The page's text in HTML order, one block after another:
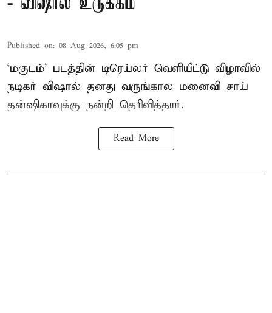
Published on: 08 Aug 2026, 6:05 pm
‘மகுடம்’ படத்தின் டிரெய்லர் வெளியீட்டு விழாவில்
நடிகர் விஷால் தனது வருங்கால மனைவி சாய்
தன்ஷிகாவுக்கு நன்றி தெரிவித்தார்.
Read More